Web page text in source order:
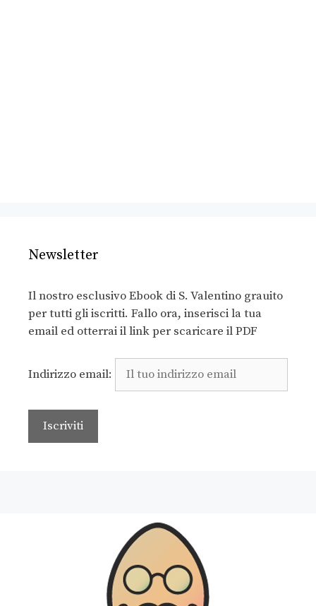
Newsletter
Il nostro esclusivo Ebook di S. Valentino grauito
per tutti gli iscritti. Fallo ora, inserisci la tua
email ed otterrai il link per scaricare il PDF
Indirizzo email: